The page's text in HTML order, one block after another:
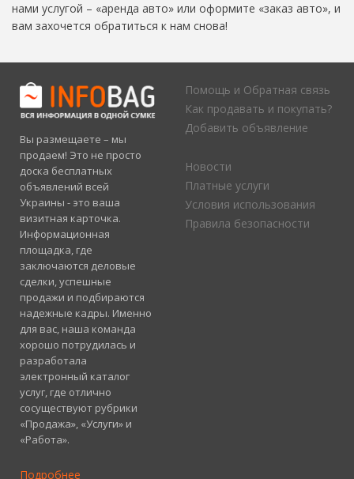
нами услугой – «аренда авто» или оформите «заказ авто», и
вам захочется обратиться к нам снова!
Вы размещаете – мы
продаем! Это не просто
доска бесплатных
объявлений всей
Украины - это ваша
визитная карточка.
Информационная
площадка, где
заключаются деловые
сделки, успешные
продажи и подбираются
надежные кадры. Именно
для вас, наша команда
хорошо потрудилась и
разработала
электронный каталог
услуг, где отлично
сосуществуют рубрики
«Продажа», «Услуги» и
«Работа».
Подробнее
Помощь и Обратная связь
Как продавать и покупать?
Добавить объявление
Новости
Платные услуги
Условия использования
Правила безопасности